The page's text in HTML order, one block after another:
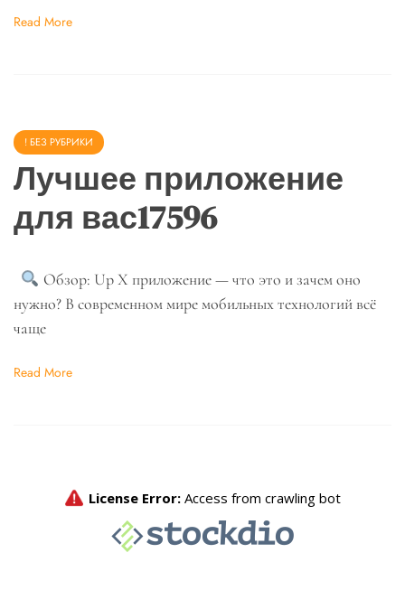
Read More
! БЕЗ РУБРИКИ
Лучшее приложение
для вас17596
Обзор: Up X приложение — что это и зачем оно
нужно? В современном мире мобильных технологий всё
чаще
Read More